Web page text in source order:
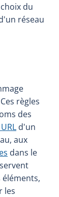
du
réseau
règles
des
d'un
aux
dans le
les